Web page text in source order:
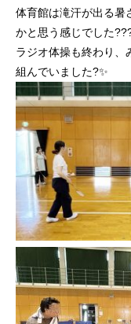
体育館は滝汗が出る暑
かと思う感じでした
ラジオ体操も終わり、
組んでいました?✨